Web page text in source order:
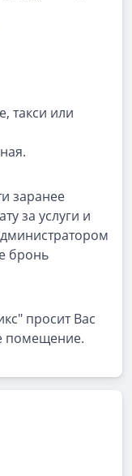
такси или
заранее
за услуги и
бронь
просит Вас
помещение.